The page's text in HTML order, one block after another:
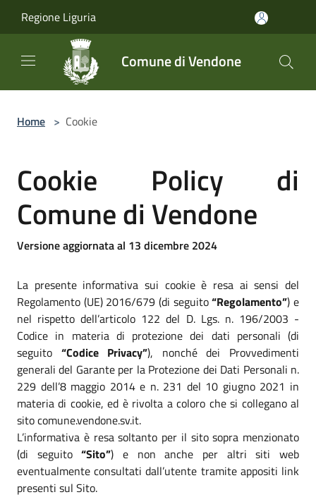
Regione Liguria
Comune di Vendone
Home > Cookie
Cookie Policy di
Comune di Vendone
Versione aggiornata al 13 dicembre 2024
La presente informativa sui cookie è resa ai sensi del
Regolamento (UE) 2016/679 (di seguito“Regolamento”) e
nel rispetto dell’articolo 122 del D. Lgs. n. 196/2003 -
Codice in materia di protezione dei dati personali (di
seguito “Codice Privacy”), nonché dei Provvedimenti
generali del Garante per la Protezione dei Dati Personali n.
229 dell’8 maggio 2014 e n. 231 del 10 giugno 2021 in
materia di cookie, ed è rivolta a coloro che si collegano al
sito comune.vendone.sv.it.
L’informativa è resa soltanto per il sito sopra menzionato
(di seguito“Sito”) e non anche per altri siti web
eventualmente consultati dall’utente tramite appositi link
presenti sul Sito.